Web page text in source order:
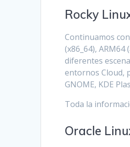
Rocky
Continuamos con
(x86_64),
diferentes
entornos Cloud,
GNOME, KDE
Toda la
Oracle